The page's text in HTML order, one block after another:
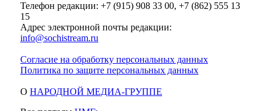
Телефон редакции: +7 (915) 908 33 00, +7 (862) 555 13
15
Адрес электронной почты редакции:
info@sochistream.ru
Согласие на обработку персональных данных
Политика по защите персональных данных
О НАРОДНОЙ МЕДИА-ГРУППЕ